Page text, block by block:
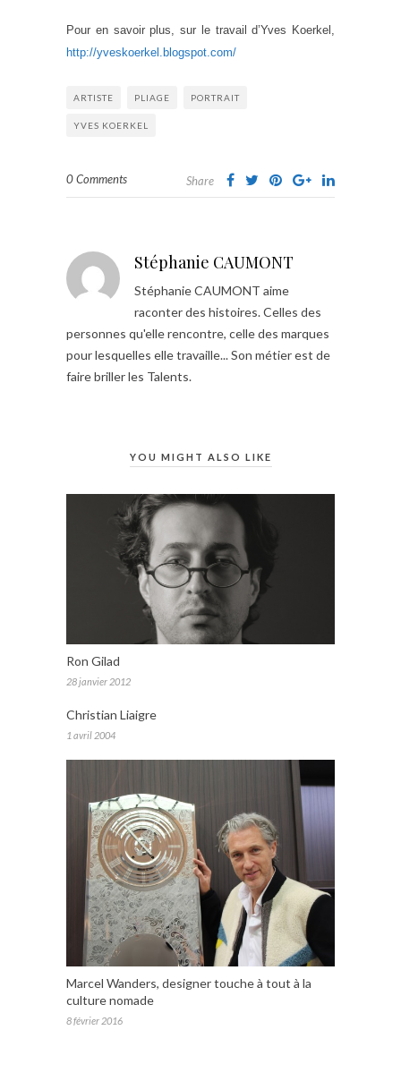
Pour en savoir plus, sur le travail d’Yves Koerkel,
http://yveskoerkel.blogspot.com/
ARTISTE PLIAGE PORTRAIT
YVES KOERKEL
0 Comments Share
Stéphanie CAUMONT
Stéphanie CAUMONT aime
raconter des histoires. Celles des
personnes qu'elle rencontre, celle des marques
pour lesquelles elle travaille... Son métier est de
faire briller les Talents.
YOU MIGHT ALSO LIKE
Ron Gilad
28 janvier 2012
Christian Liaigre
1 avril 2004
Marcel Wanders, designer touche à tout à la
culture nomade
8 février 2016